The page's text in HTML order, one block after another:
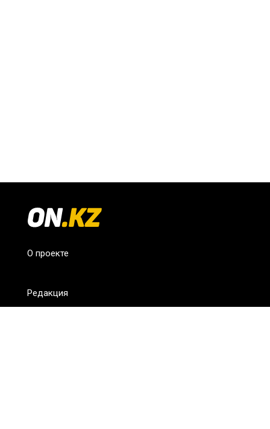
О проекте
Редакция